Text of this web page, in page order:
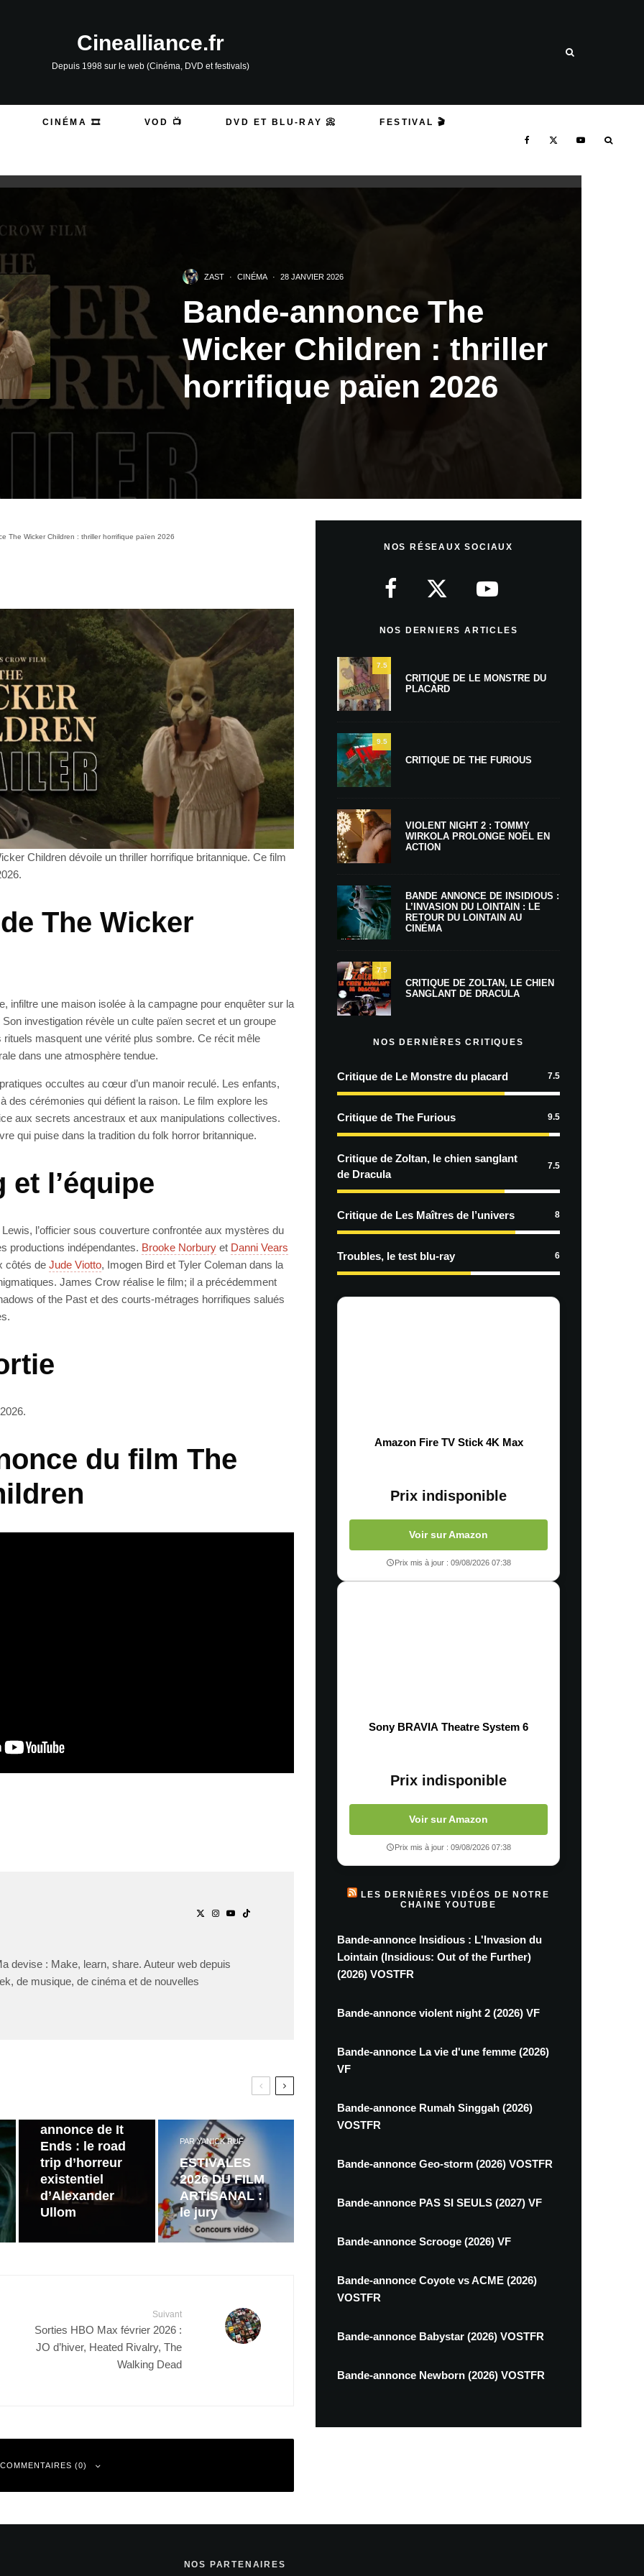
Cinealliance.fr
Depuis 1998 sur le web (Cinéma, DVD et festivals)
CINÉMA 🎞️ VOD 📺 DVD ET BLU-RAY 📀 FESTIVAL 🎬
ZAST · CINÉMA · 28 JANVIER 2026
Bande-annonce The
Wicker Children : thriller
horrifique païen 2026
The Wicker Children : thriller horrifique païen 2026
Children dévoile un thriller horrifique britannique. Ce film
The Wicker
infiltre une maison isolée à la campagne pour enquêter sur la
Son investigation révèle un culte païen secret et un groupe
rituels masquent une vérité plus sombre. Ce récit mêle
dans une atmosphère tendue.
occultes au cœur d’un manoir reculé. Les enfants,
des cérémonies qui défient la raison. Le film explore les
aux secrets ancestraux et aux manipulations collectives.
qui puise dans la tradition du folk horror britannique.
et l’équipe
l’officier sous couverture confrontée aux mystères du
productions indépendantes. Brooke Norbury et Danni Vears
côtés de Jude Viotto, Imogen Bird et Tyler Coleman dans la
James Crow réalise le film; il a précédemment
of the Past et des courts-métrages horrifiques salués
du film The
devise : Make, learn, share. Auteur web depuis
de musique, de cinéma et de nouvelles
annonce de It
Ends : le road
trip d’horreur
existentiel
d’Alexander
Ullom
PARYANICK RUF
ESTIVALES
2026 DU FILM
ARTISANAL :
le jury
Suivant
Sorties HBO Max février 2026 :
JO d’hiver, Heated Rivalry, The
Walking Dead
(0)
NOS RÉSEAUX SOCIAUX
NOS DERNIERS ARTICLES
7.5
CRITIQUE DE LE MONSTRE DU
PLACARD
9.5
CRITIQUE DE THE FURIOUS
VIOLENT NIGHT 2 : TOMMY
WIRKOLA PROLONGE NOËL EN
ACTION
BANDE ANNONCE DE INSIDIOUS :
L’INVASION DU LOINTAIN : LE
RETOUR DU LOINTAIN AU
CINÉMA
7.5
CRITIQUE DE ZOLTAN, LE CHIEN
SANGLANT DE DRACULA
NOS DERNIÈRES CRITIQUES
Critique de Le Monstre du placard 7.5
Critique de The Furious 9.5
Critique de Zoltan, le chien sanglant
de Dracula
7.5
Critique de Les Maîtres de l’univers 8
Troubles, le test blu-ray 6
Amazon Fire TV Stick 4K Max
Prix indisponible
Voir sur Amazon
Prix mis à jour : 09/08/2026 07:38
Sony BRAVIA Theatre System 6
Prix indisponible
Voir sur Amazon
Prix mis à jour : 09/08/2026 07:38
LES DERNIÈRES VIDÉOS DE NOTRE
CHAINE YOUTUBE
Bande-annonce Insidious : L'Invasion du
Lointain (Insidious: Out of the Further)
(2026) VOSTFR
Bande-annonce violent night 2 (2026) VF
Bande-annonce La vie d'une femme (2026)
VF
Bande-annonce Rumah Singgah (2026)
VOSTFR
Bande-annonce Geo-storm (2026) VOSTFR
Bande-annonce PAS SI SEULS (2027) VF
Bande-annonce Scrooge (2026) VF
Bande-annonce Coyote vs ACME (2026)
VOSTFR
Bande-annonce Babystar (2026) VOSTFR
Bande-annonce Newborn (2026) VOSTFR
NOS PARTENAIRES